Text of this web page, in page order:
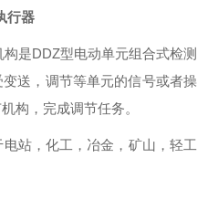
行器
是DDZ型电动单元组合式检测
送，调节等单元的信号或者操
构，完成调节任务。
站，化工，冶金，矿山，轻工